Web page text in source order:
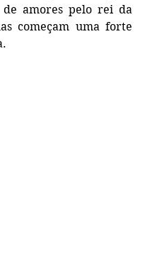
amores pelo rei da
começam uma forte